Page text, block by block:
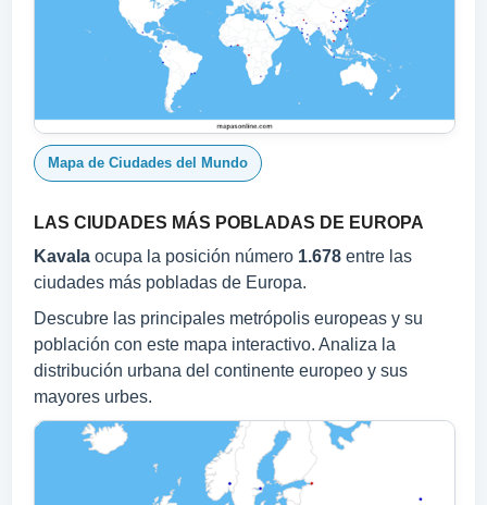
Mapa de Ciudades del Mundo
LAS CIUDADES MÁS POBLADAS DE EUROPA
Kavala ocupa la posición número 1.678 entre las
ciudades más pobladas de Europa.
Descubre las principales metrópolis europeas y su
población con este mapa interactivo. Analiza la
distribución urbana del continente europeo y sus
mayores urbes.